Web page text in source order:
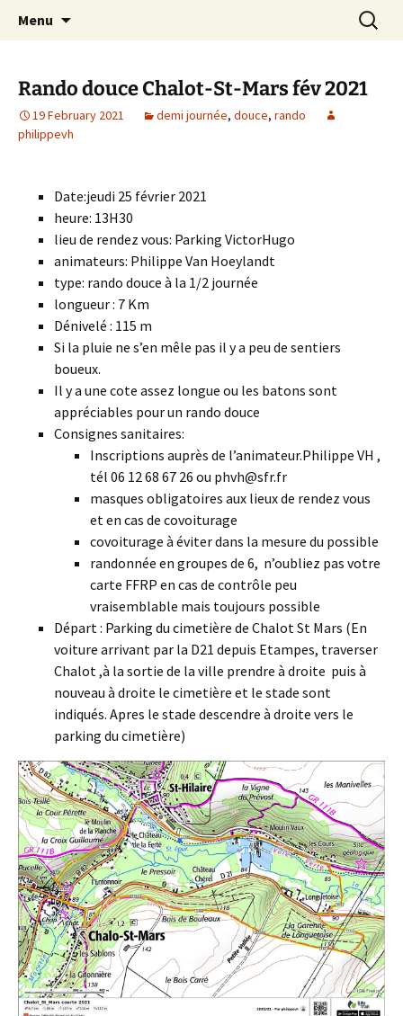
Randonneurs Norvillois
Menu
Search
for:
Rando douce Chalot-St-Mars fév 2021
19 February 2021 demi journée, douce, rando
philippevh
Date:jeudi 25 février 2021
heure: 13H30
lieu de rendez vous: Parking VictorHugo
animateurs: Philippe Van Hoeylandt
type: rando douce à la 1/2 journée
longueur : 7 Km
Dénivelé : 115 m
Si la pluie ne s’en mêle pas il y a peu de sentiers
boueux.
Il y a une cote assez longue ou les batons sont
appréciables pour un rando douce
Consignes sanitaires:
Inscriptions auprès de l’animateur.Philippe VH ,
tél 06 12 68 67 26 ou phvh@sfr.fr
masques obligatoires aux lieux de rendez vous
et en cas de covoiturage
covoiturage à éviter dans la mesure du possible
randonnée en groupes de 6, n’oubliez pas votre
carte FFRP en cas de contrôle peu
vraisemblable mais toujours possible
Départ : Parking du cimetière de Chalot St Mars (En
voiture arrivant par la D21 depuis Etampes, traverser
Chalot ,à la sortie de la ville prendre à droite puis à
nouveau à droite le cimetière et le stade sont
indiqués. Apres le stade descendre à droite vers le
parking du cimetière)